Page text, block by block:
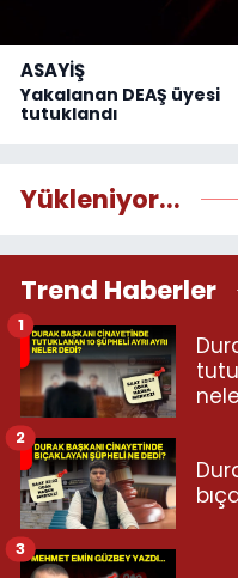
ASAYİŞ
Yakalanan DEAŞ üyesi
tutuklandı
Yükleniyor...
Trend Haberler
1
2
3